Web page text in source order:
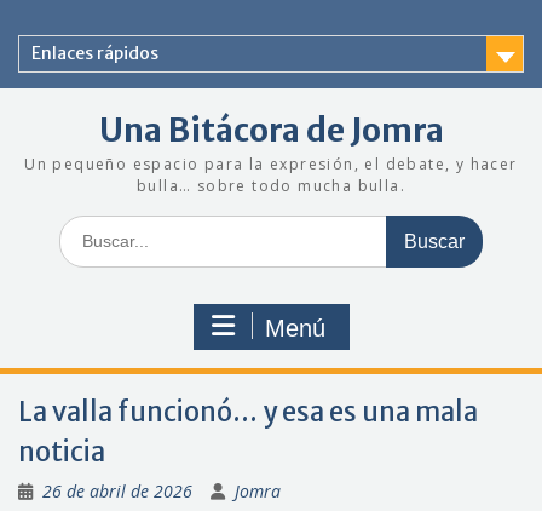
contenido
Enlaces rápidos
Una Bitácora de Jomra
Un pequeño espacio para la expresión, el debate, y hacer
bulla… sobre todo mucha bulla.
Buscar:
Menú
La valla funcionó… y esa es una mala
noticia
26 de abril de 2026 Jomra